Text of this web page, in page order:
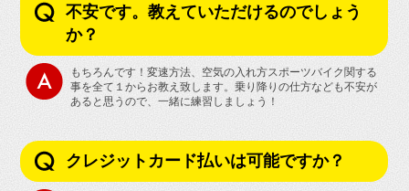
不安です。教えていただけるのでしょう
か？
もちろんです！変速方法、空気の入れ方スポーツバイク関する
事を全て１からお教え致します。乗り降りの仕方なども不安が
あると思うので、一緒に練習しましょう！
クレジットカード払いは可能ですか？